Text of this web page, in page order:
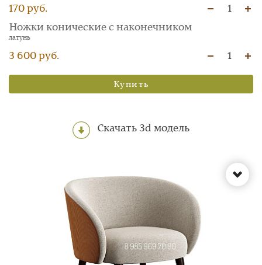
170 руб.
1
Ножки конические с наконечником
латунь
3 600 руб. 1
Купить
Скачать 3d модель